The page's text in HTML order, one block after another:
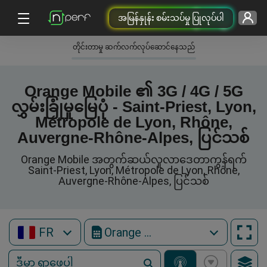
အမြန်နှုန်း စမ်းသပ်မှု ပြုလုပ်ပါ
တိုင်းတာမှု ဆက်လက်လုပ်ဆောင်နေသည်
Orange Mobile ၏ 3G / 4G / 5G
လွှမ်းခြုံမှုမြေပုံ - Saint-Priest, Lyon,
Métropole de Lyon, Rhône,
Auvergne-Rhône-Alpes, ပြင်သစ်
Orange Mobile အတွက်ဆယ်လူလာဒေတာကွန်ရက်
Saint-Priest, Lyon, Métropole de Lyon, Rhône,
Auvergne-Rhône-Alpes, ပြင်သစ်
FR Orange Mobile